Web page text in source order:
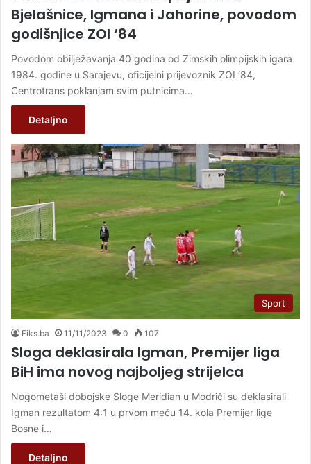
Bjelašnice, Igmana i Jahorine, povodom
godišnjice ZOI ‘84
Povodom obilježavanja 40 godina od Zimskih olimpijskih igara
1984. godine u Sarajevu, oficijelni prijevoznik ZOI ‘84,
Centrotrans poklanjam svim putnicima…
Detaljno
Sport
Fiks.ba 11/11/2023 0 107
Sloga deklasirala Igman, Premijer liga
BiH ima novog najboljeg strijelca
Nogometaši dobojske Sloge Meridian u Modriči su deklasirali
Igman rezultatom 4:1 u prvom meču 14. kola Premijer lige
Bosne i…
Detaljno